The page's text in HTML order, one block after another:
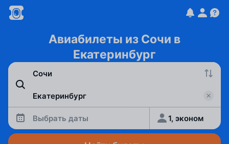
Авиабилеты из Сочи в
Екатеринбург
Выбрать даты 1, эконом